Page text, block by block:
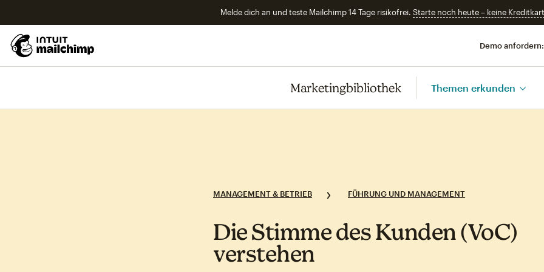
Melde dich an und teste Mailchimp 14 Tage risikofrei. Starte noch heute – keine
Demo anfordern:
Marketingbibliothek Themen erkunden
MANAGEMENT & BETRIEB FÜHRUNG UND MANAGEMENT
Die Stimme des Kunden (VoC)
verstehen